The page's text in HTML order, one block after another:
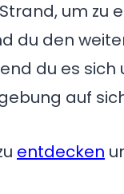
um zu
du den
du es sich
auf
entdecken